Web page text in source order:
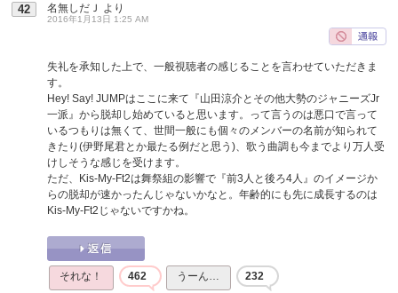
42 名無しだＪ より
2016年1月13日 1:25 AM
失礼を承知した上で、一般視聴者の感じることを言わせていただきま
す。
Hey! Say! JUMPはここに来て『山田涼介とその他大勢のジャニーズJr
一派』から脱却し始めていると思います。って言うのは悪口で言って
いるつもりは無くて、世間一般にも個々のメンバーの名前が知られて
きたり(伊野尾君とか最たる例だと思う)、歌う曲調も今までより万人受
けしそうな感じを受けます。
ただ、Kis-My-Ft2は舞祭組の影響で『前3人と後ろ4人』のイメージか
らの脱却が速かったんじゃないかなと。年齢的にも先に成長するのは
Kis-My-Ft2じゃないですかね。
それな！ 462 うーん… 232